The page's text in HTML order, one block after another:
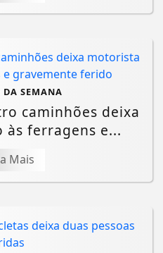
DA SEMANA
caminhões deixa
ferragens e...
Mais